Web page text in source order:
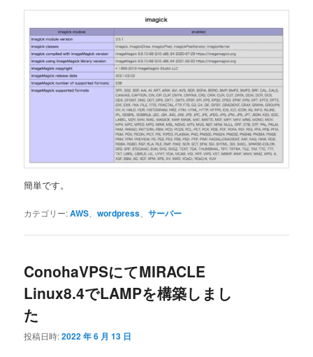
簡単です。
カテゴリー:AWS 、wordpress 、サーバー
ConohaVPSにてMIRACLE
Linux8.4でLAMPを構築しまし
た
投稿日時:2022 年 6 月 13 日